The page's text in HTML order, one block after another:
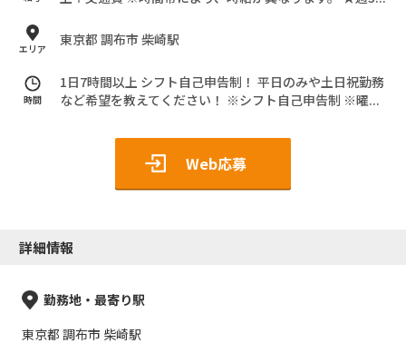
エリア 東京都 調布市 柴崎駅
時間
1日7時間以上 シフト自己申告制！ 平日のみや土日祝勤務
など希望を教えてください！ ※シフト自己申告制 ※曜...
Web応募
詳細情報
勤務地・最寄り駅
東京都 調布市 柴崎駅